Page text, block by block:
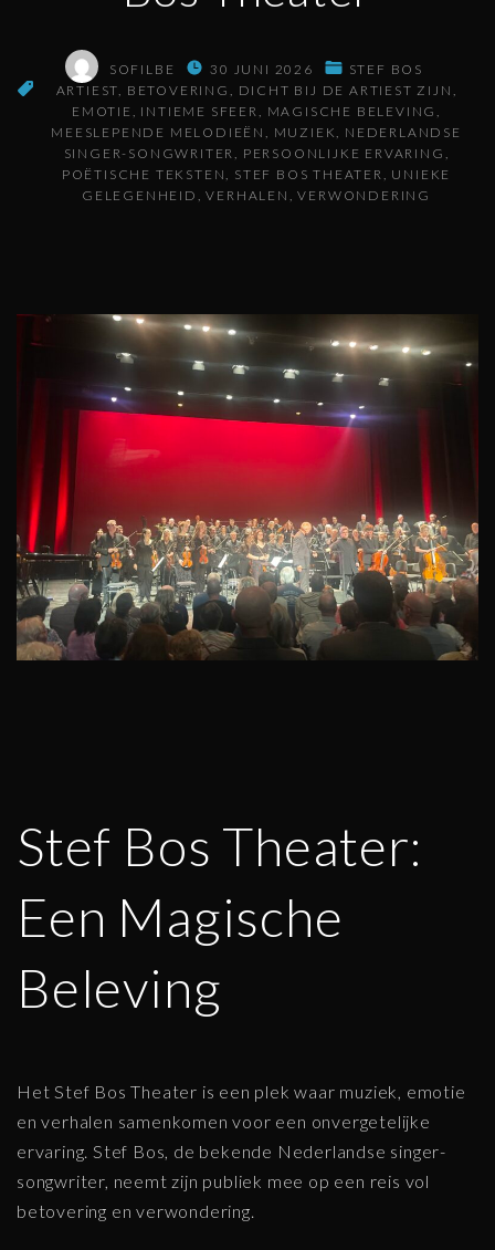
SOFILBE 30 JUNI 2026
STEF BOS
ARTIEST
BETOVERING
DICHT BIJ DE ARTIEST ZIJN
EMOTIE
INTIEME SFEER
MAGISCHE BELEVING
MEESLEPENDE MELODIEËN
MUZIEK
NEDERLANDSE
SINGER-SONGWRITER
PERSOONLIJKE ERVARING
POËTISCHE TEKSTEN
STEF BOS THEATER
UNIEKE
GELEGENHEID
VERHALEN VERWONDERING
Stef Bos Theater:
Een Magische
Beleving
Het Stef Bos Theater is een plek waar muziek, emotie
en verhalen samenkomen voor een onvergetelijke
ervaring. Stef Bos, de bekende Nederlandse singer-
songwriter, neemt zijn publiek mee op een reis vol
betovering en verwondering.